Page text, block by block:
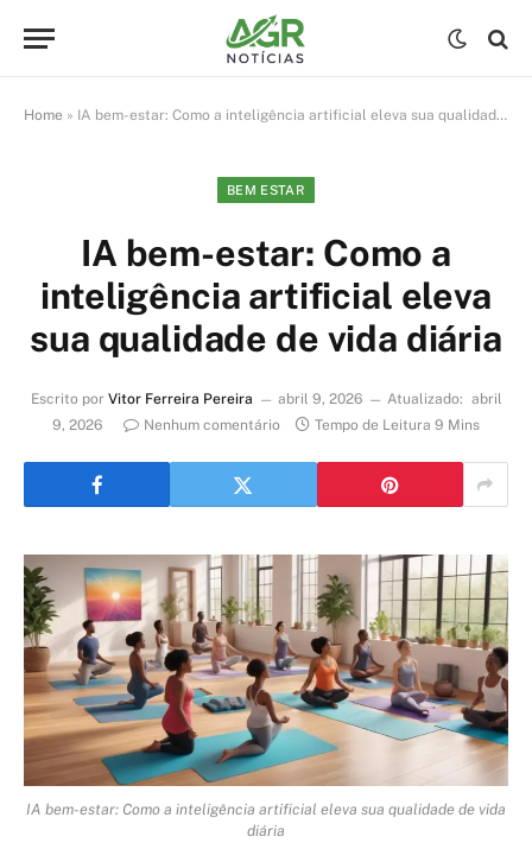
Home » IA bem-estar: Como a inteligência artificial eleva sua qualidade de vida diária
BEM ESTAR
IA bem-estar: Como a
inteligência artificial eleva
sua qualidade de vida diária
Escrito por Vitor Ferreira Pereira abril 9, 2026 Atualizado: abril
9, 2026
Nenhum comentário Tempo de Leitura 9 Mins
IA bem-estar: Como a inteligência artificial eleva sua qualidade de vida
diária